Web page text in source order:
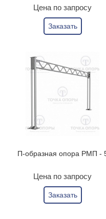
Цена по запросу
Заказать
П-образная опора РМП -
Цена по запросу
Заказать